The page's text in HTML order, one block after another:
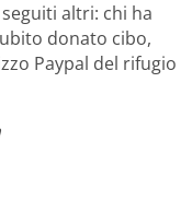
altri: chi ha
donato cibo,
Paypal del rifugio